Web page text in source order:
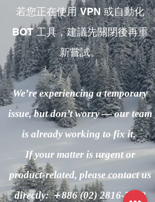
若您正在使用 VPN 或自動化
BOT 工具，建議先關閉後再重
新嘗試。
We’re experiencing a temporary
issue, but don’t worry — our team
is already working to fix it.
If your matter is urgent or
product-related, please contact us
directly: ＋886(02) 2816-7600